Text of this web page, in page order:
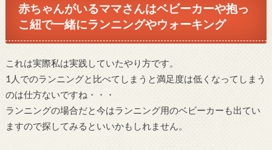
赤ちゃんがいるママさんはベビーカーや抱っ
こ紐で一緒にランニングやウォーキング
これは実際私は実践していたやり方です。
1人でのランニングと比べてしまうと満足度は低くなってしまう
のは仕方ないですね・・・
ランニングの場合だと今はランニング用のベビーカーも出てい
ますので探してみるといいかもしれません。